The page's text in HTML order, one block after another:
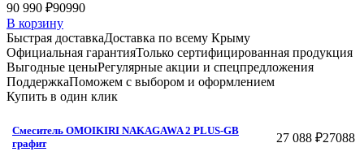
90 990 ₽90990
В корзину
Быстрая доставкаДоставка по всему Крыму
Официальная гарантияТолько сертифицированная продукция
Выгодные ценыРегулярные акции и спецпредложения
ПоддержкаПоможем с выбором и оформлением
Купить в один клик
Смеситель OMOIKIRI NAKAGAWA 2 PLUS-GB
графит
27 088 ₽27088